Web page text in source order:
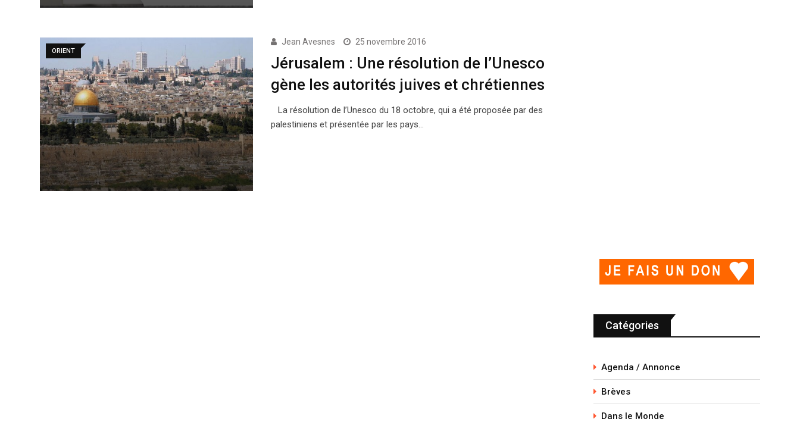
ORIENT
Jean Avesnes 25 novembre 2016
Jérusalem : Une résolution de l’Unesco
gène les autorités juives et chrétiennes
La résolution de l’Unesco du 18 octobre, qui a été proposée par des
palestiniens et présentée par les pays…
Catégories
Agenda / Annonce
Brèves
Dans le Monde